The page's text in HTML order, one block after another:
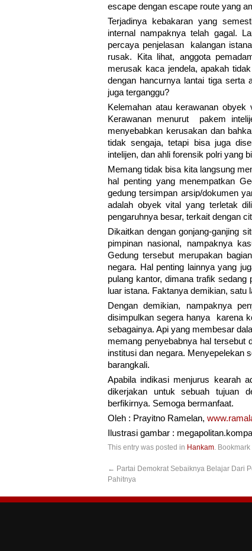
escape dengan escape route yang
Terjadinya kebakaran yang
internal nampaknya telah gagal.
percaya penjelasan kalangan
rusak. Kita lihat, anggota
merusak kaca jendela, apakah
dengan hancurnya lantai tiga serta
juga terganggu?
Kelemahan atau kerawanan
Kerawanan menurut pakem
menyebabkan kerusakan dan
tidak sengaja, tetapi bisa juga
intelijen, dan ahli forensik polri yang
Memang tidak bisa kita langsung
hal penting yang menempatkan
gedung tersimpan arsip/dokumen
adalah obyek vital yang terletak
pengaruhnya besar, terkait dengan
Dikaitkan dengan gonjang-ganjing
pimpinan nasional, nampaknya
Gedung tersebut merupakan
negara. Hal penting lainnya yang
pulang kantor, dimana trafik
luar istana. Faktanya demikian, satu
Dengan demikian, nampaknya
disimpulkan segera hanya karena
sebagainya. Api yang membesar
memang penyebabnya hal
institusi dan negara. Menyepelekan
barangkali.
Apabila indikasi menjurus kearah
dikerjakan untuk sebuah tujuan
berfikirnya. Semoga bermanfaat.
Oleh : Prayitno Ramelan,
Ilustrasi gambar :
This entry was posted in Hankam .
← Partai Demokrat Sebaiknya Belajar Dari
Pahitnya